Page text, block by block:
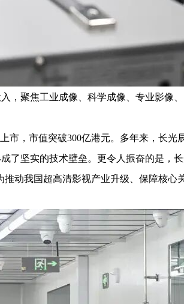
，聚焦工业成像、科学成像、专业影像、
，市值突破300亿港元。多年来，长
了坚实的技术壁垒。更令人振奋的是，
动我国超高清影视产业升级、保障核心